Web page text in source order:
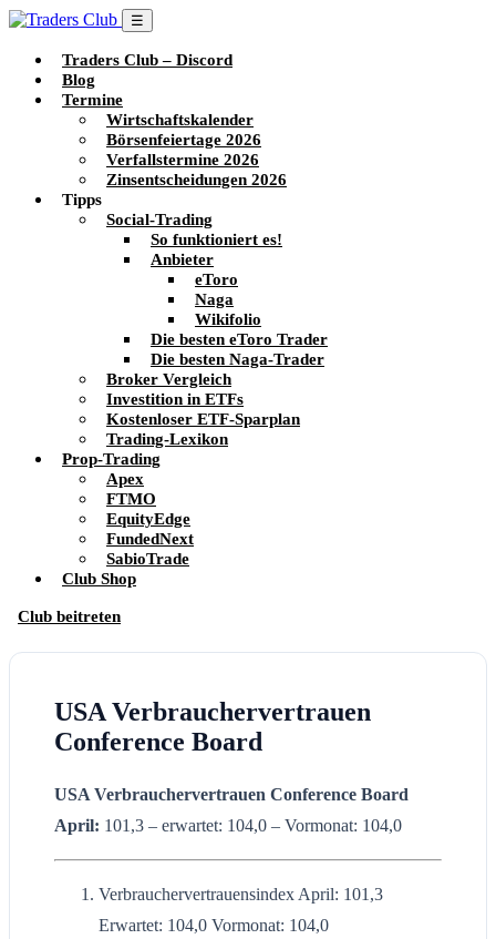
☰
Traders Club – Discord
Blog
Termine
Wirtschaftskalender
Börsenfeiertage 2026
Verfallstermine 2026
Zinsentscheidungen 2026
Tipps
Social-Trading
So funktioniert es!
Anbieter
eToro
Naga
Wikifolio
Die besten eToro Trader
Die besten Naga-Trader
Broker Vergleich
Investition in ETFs
Kostenloser ETF-Sparplan
Trading-Lexikon
Prop-Trading
Apex
FTMO
EquityEdge
FundedNext
SabioTrade
Club Shop
Club beitreten
USA Verbrauchervertrauen
Conference Board
USA Verbrauchervertrauen Conference Board
April: 101,3 – erwartet: 104,0 – Vormonat: 104,0
Verbrauchervertrauensindex April: 101,3
Erwartet: 104,0 Vormonat: 104,0